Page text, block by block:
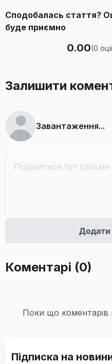
Сподобалась стаття?
буде приємно
0.00(0
Залишити
Завантаження...
Додати
Коментарі (0)
Поки що
Підписка на